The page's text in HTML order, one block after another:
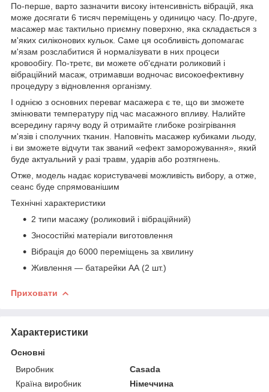
По-перше, варто зазначити високу інтенсивність вібрацій, яка
може досягати 6 тисяч переміщень у одиницю часу. По-друге,
масажер має тактильно приємну поверхню, яка складається з
м'яких силіконових кульок. Саме ця особливість допомагає
м'язам розслабитися й нормалізувати в них процеси
кровообігу. По-третє, ви можете об'єднати роликовий і
вібраційний масаж, отримавши водночас високоефективну
процедуру з відновлення організму.
І однією з основних переваг масажера є те, що ви зможете
змінювати температуру під час масажного впливу. Налийте
всередину гарячу воду й отримайте глибоке розігрівання
м'язів і сполучних тканин. Наповніть масажер кубиками льоду,
і ви зможете відчути так званий «ефект заморожування», який
буде актуальний у разі травм, ударів або розтягнень.
Отже, модель надає користувачеві можливість вибору, а отже,
сеанс буде спрямованішим
Технічні характеристики
2 типи масажу (роликовий і вібраційний)
Зносостійкі матеріали виготовлення
Вібрація до 6000 переміщень за хвилину
Живлення — батарейки АА (2 шт.)
Приховати
Характеристики
Основні
Виробник
Casada
Країна виробник
Німеччина